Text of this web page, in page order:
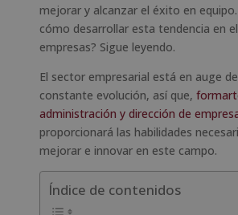
mejorar y alcanzar el éxito en
cómo desarrollar esta tendencia en
empresas? Sigue leyendo.
El sector empresarial está en auge
constante evolución, así que,
administración y dirección de
proporcionará las habilidades
mejorar e innovar en este campo.
Índice de contenidos